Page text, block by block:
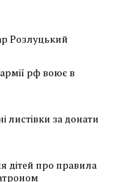
Розлуцький
рф воює в
листівки за донати
дітей про правила